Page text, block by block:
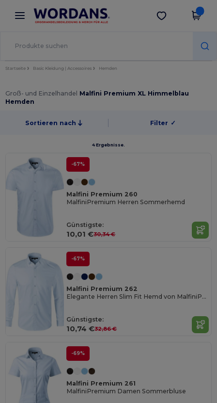
× Wordans App
Bessere Preise in der App!
App holen
Startseite Basic Kleidung | Accessoires Hemden
Groß- und Einzelhandel Malfini Premium XL Himmelblau
Hemden
Sortieren nach Filter ✓
4 Ergebnisse.
-67%
Malfini Premium 260
MalfiniPremium Herren Sommerhemd
Günstigste:
10,01 €30,34 €
-67%
Malfini Premium 262
Elegante Herren Slim Fit Hemd von MalfiniPremium
Günstigste:
10,74 €32,86 €
-69%
Malfini Premium 261
MalfiniPremium Damen Sommerbluse